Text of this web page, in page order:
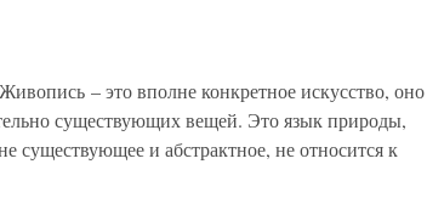
– это вполне конкретное искусство, оно
существующих вещей. Это язык природы,
существующее и абстрактное, не относится к